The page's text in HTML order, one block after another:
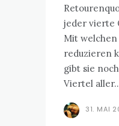
jeder vierte
Mit
reduzieren können. Text:
gibt sie
Viertel
31. MAI